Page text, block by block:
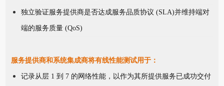
独立验证服务提供商是否达成服务品质协议 (SLA)并维持端对
端的服务质量 (QoS)
服务提供商和系统集成商将有线性能测试用于：
记录从层 1 到 7 的网络性能，以作为其所提供服务已成功交付